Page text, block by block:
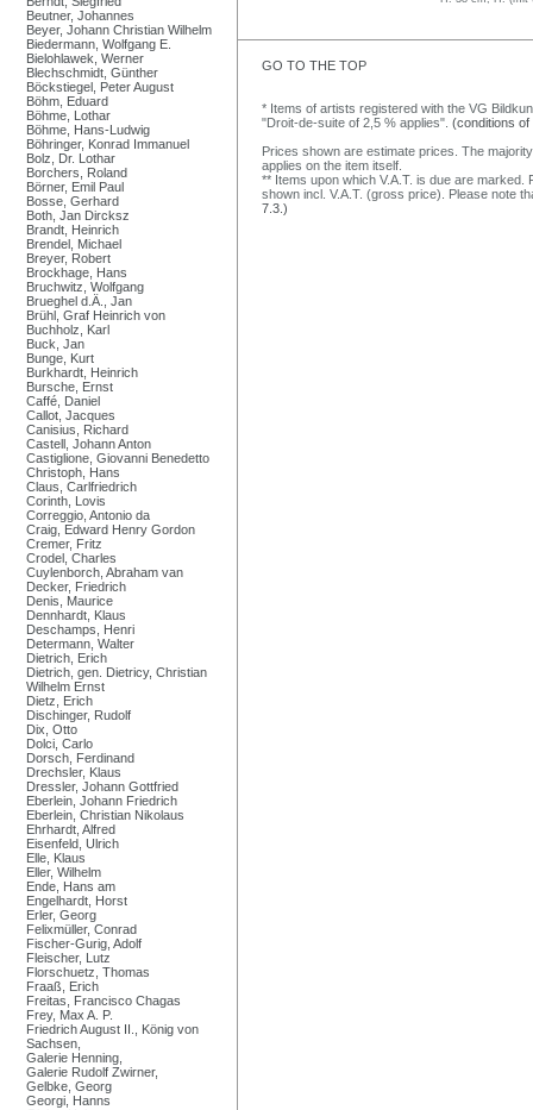
Beutner, Johannes
Beyer, Johann Christian Wilhelm
Biedermann, Wolfgang E.
Bielohlawek, Werner
Blechschmidt, Günther
Böckstiegel, Peter August
Böhm, Eduard
Böhme, Lothar
Böhme, Hans-Ludwig
Böhringer, Konrad Immanuel
Bolz, Dr. Lothar
Borchers, Roland
Börner, Emil Paul
Bosse, Gerhard
Both, Jan Dircksz
Brandt, Heinrich
Brendel, Michael
Breyer, Robert
Brockhage, Hans
Bruchwitz, Wolfgang
Brueghel d.Ä., Jan
Brühl, Graf Heinrich von
Buchholz, Karl
Buck, Jan
Bunge, Kurt
Burkhardt, Heinrich
Bursche, Ernst
Caffé, Daniel
Callot, Jacques
Canisius, Richard
Castell, Johann Anton
Castiglione, Giovanni Benedetto
Christoph, Hans
Claus, Carlfriedrich
Corinth, Lovis
Correggio, Antonio da
Craig, Edward Henry Gordon
Cremer, Fritz
Crodel, Charles
Cuylenborch, Abraham van
Decker, Friedrich
Denis, Maurice
Dennhardt, Klaus
Deschamps, Henri
Determann, Walter
Dietrich, Erich
Dietrich, gen. Dietricy, Christian
Wilhelm Ernst
Dietz, Erich
Dischinger, Rudolf
Dix, Otto
Dolci, Carlo
Dorsch, Ferdinand
Drechsler, Klaus
Dressler, Johann Gottfried
Eberlein, Johann Friedrich
Eberlein, Christian Nikolaus
Ehrhardt, Alfred
Eisenfeld, Ulrich
Elle, Klaus
Eller, Wilhelm
Ende, Hans am
Engelhardt, Horst
Erler, Georg
Felixmüller, Conrad
Fischer-Gurig, Adolf
Fleischer, Lutz
Florschuetz, Thomas
Fraaß, Erich
Freitas, Francisco Chagas
Frey, Max A. P.
Friedrich August II., König von
Sachsen,
Galerie Henning,
Galerie Rudolf Zwirner,
Gelbke, Georg
Georgi, Hanns
GO TO THE TOP
* Items of artists registered with the VG
"Droit-de-suite of 2,5 % applies". (conditions of
Prices shown are estimate prices. The
applies on the item itself.
** Items upon which V.A.T. is due are
shown incl. V.A.T. (gross price). Please note
7.3.)